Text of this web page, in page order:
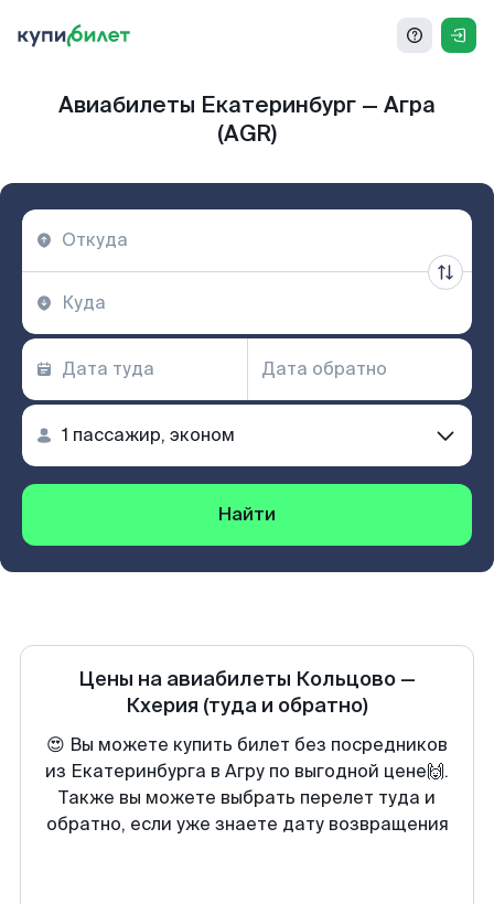
Авиабилеты Екатеринбург — Агра
(AGR)
Найти
Цены на авиабилеты Кольцово —
Кхерия (туда и обратно)
😍 Вы можете купить билет без посредников
из Екатеринбурга в Агру по выгодной цене🙌.
Также вы можете выбрать перелет туда и
обратно, если уже знаете дату возвращения